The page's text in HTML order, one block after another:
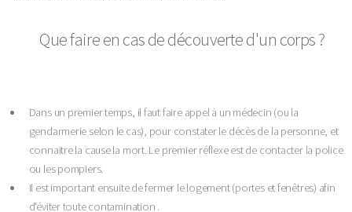
Que faire en cas de découverte d'un corps ?
Dans un premier temps, il faut faire appel à un médecin (ou la
gendarmerie selon le cas), pour constater le décès de la personne, et
connaitre la cause la mort. Le premier réflexe est de contacter la police
ou les pompiers.
Il est important ensuite de fermer le logement (portes et fenêtres) afin
d'éviter toute contamination .